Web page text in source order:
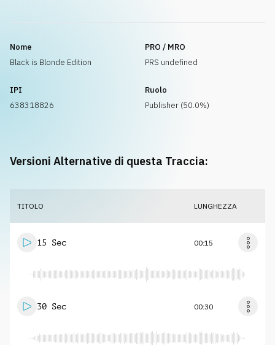
Nome
Black is Blonde Edition
PRO / MRO
PRS undefined
IPI
638318826
Ruolo
Publisher (50.0%)
Versioni Alternative di questa Traccia:
TITOLO LUNGHEZZA
15 Sec 00:15
30 Sec 00:30